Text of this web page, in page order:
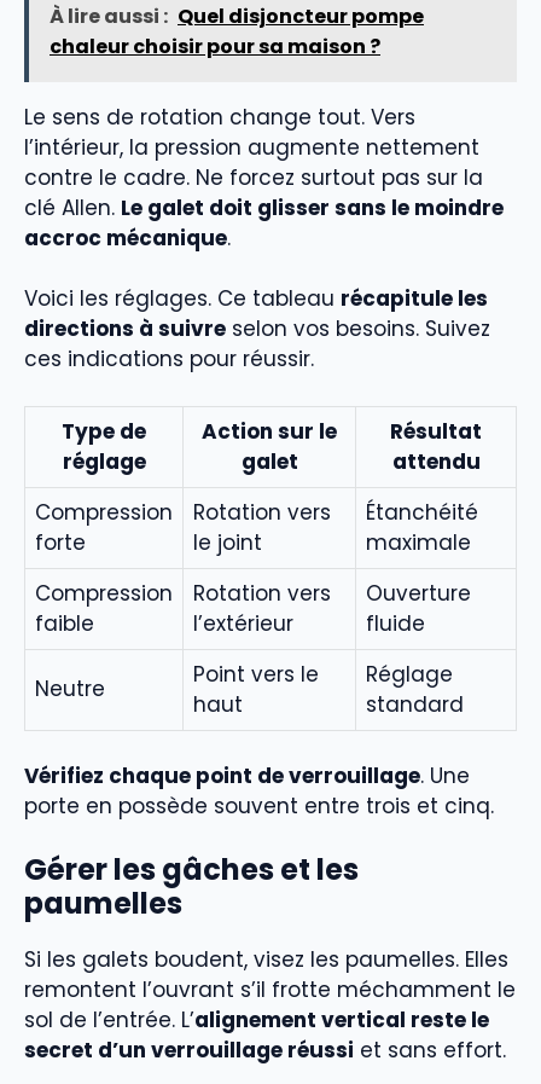
À lire aussi : Quel disjoncteur pompe
chaleur choisir pour sa maison ?
Le sens de rotation change tout. Vers
l’intérieur, la pression augmente nettement
contre le cadre. Ne forcez surtout pas sur la
clé Allen. Le galet doit glisser sans le moindre
accroc mécanique.
Voici les réglages. Ce tableau récapitule les
directions à suivre selon vos besoins. Suivez
ces indications pour réussir.
Type de
réglage
Action sur le
galet
Résultat
attendu
Compression
forte
Rotation vers
le joint
Étanchéité
maximale
Compression
faible
Rotation vers
l’extérieur
Ouverture
fluide
Neutre
Point vers le
haut
Réglage
standard
Vérifiez chaque point de verrouillage. Une
porte en possède souvent entre trois et cinq.
Gérer les gâches et les
paumelles
Si les galets boudent, visez les paumelles. Elles
remontent l’ouvrant s’il frotte méchamment le
sol de l’entrée. L’alignement vertical reste le
secret d’un verrouillage réussi et sans effort.